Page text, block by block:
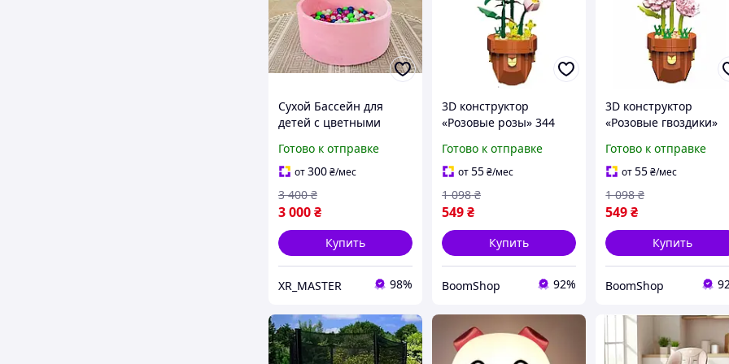
Сухой Бассейн для
детей с цветными
192шт,бассейн
манеж,сухой бассейн
РОЗОВЫЙ
Готово к отправке
от300₴/мес
3 000₴
3 400 ₴
Купить
XR_MASTER 98%
3D конструктор
«Розовые розы» 344
из блоков крутой
подарок для детей и
взрослых красивый
декор для дома qwr
Готово к отправке
от55₴/мес
549₴
1 098 ₴
Купить
BoomShop 92%
3D конструктор
«Розовые гвоздики»
горшке из блоков
крутой подарок для
детей и взрослых
милый декор для
qwr
Готово к отправке
от55₴/мес
549₴
1 098 ₴
Купить
BoomShop